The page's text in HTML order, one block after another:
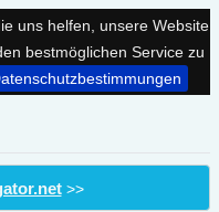
uns helfen, unsere Website
bestmöglichen Service zu
>>